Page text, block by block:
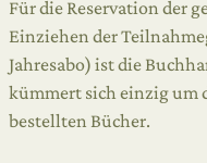
Für die Reservation der
Einziehen der
Jahresabo) ist die
kümmert sich einzig um
bestellten Bücher.